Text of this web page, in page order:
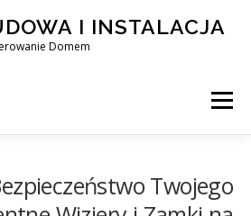
I INSTALACJA
Domem
Menu
Twojego